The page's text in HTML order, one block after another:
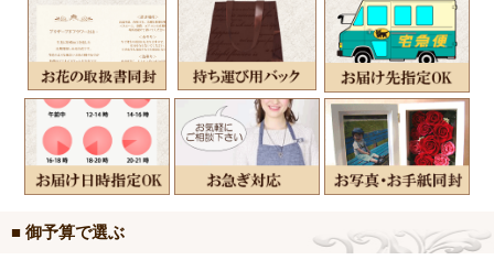
■ 御予算で選ぶ